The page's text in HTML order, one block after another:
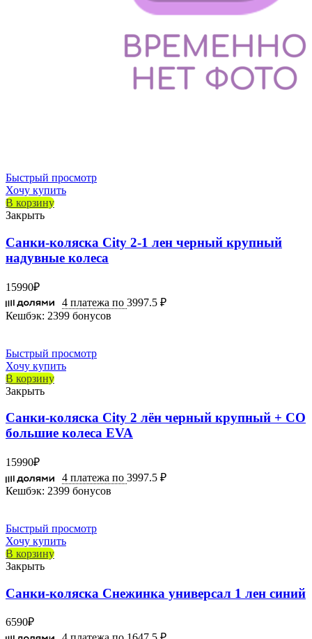
Быстрый просмотр
Хочу купить
В корзину
Закрыть
Санки-коляска City 2-1 лен черный крупный
надувные колеса
15990₽
4 платежа по 3997.5 ₽
Кешбэк: 2399 бонусов
Быстрый просмотр
Хочу купить
В корзину
Закрыть
Санки-коляска City 2 лён черный крупный + СО
большие колеса EVA
15990₽
4 платежа по 3997.5 ₽
Кешбэк: 2399 бонусов
Быстрый просмотр
Хочу купить
В корзину
Закрыть
Санки-коляска Снежинка универсал 1 лен синий
6590₽